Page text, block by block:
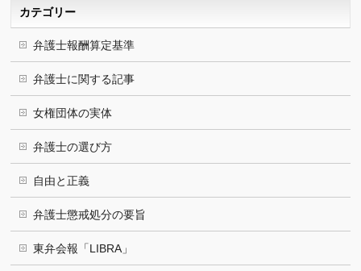
カテゴリー
弁護士報酬算定基準
弁護士に関する記事
女権団体の実体
弁護士の選び方
自由と正義
弁護士懲戒処分の要旨
東弁会報「LIBRA」